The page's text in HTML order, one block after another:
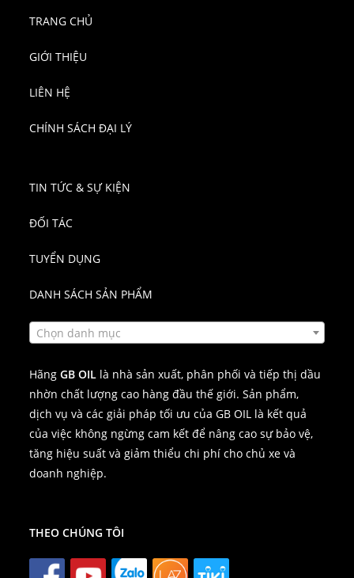
TRANG CHỦ
GIỚI THIỆU
LIÊN HỆ
CHÍNH SÁCH ĐẠI LÝ
TIN TỨC & SỰ KIỆN
ĐỐI TÁC
TUYỂN DỤNG
DANH SÁCH SẢN PHẨM
Chọn danh mục
HãngGB OIL là nhà sản xuất, phân phối và tiếp thị dầu
nhờn chất lượng cao hàng đầu thế giới. Sản phẩm,
dịch vụ và các giải pháp tối ưu của GB OIL là kết quả
của việc không ngừng cam kết để nâng cao sự bảo vệ,
tăng hiệu suất và giảm thiểu chi phí cho chủ xe và
doanh nghiệp.
THEO CHÚNG TÔI